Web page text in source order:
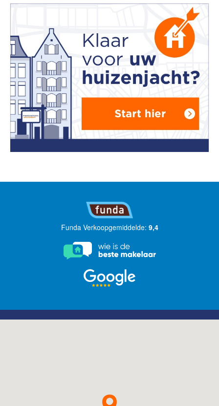
Funda Verkoopgemiddelde: 9,4